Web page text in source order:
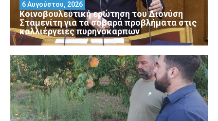
Κοινοβουλευτική ερώτηση του Διονύση
Σταμενίτη για τα σοβαρά προβλήματα στις
καλλιέργειες πυρηνόκαρπων
6 Αυγούστου, 2026